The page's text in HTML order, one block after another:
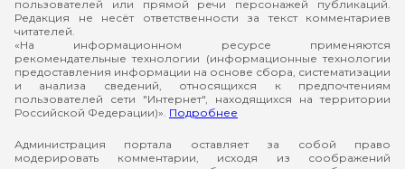
пользователей или прямой речи персонажей публикаций.
Редакция не несёт ответственности за текст комментариев
читателей.
«На информационном ресурсе применяются
рекомендательные технологии (информационные технологии
предоставления информации на основе сбора, систематизации
и анализа сведений, относящихся к предпочтениям
пользователей сети "Интернет", находящихся на территории
Российской Федерации)». Подробнее
Администрация портала оставляет за собой право
модерировать комментарии, исходя из соображений